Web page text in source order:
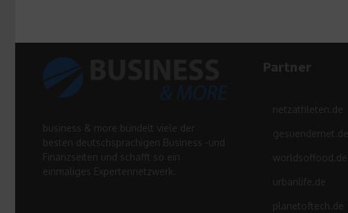
business & more bündelt viele der
besten deutschsprachigen Business -und
Finanzseiten und schafft so ein
einmaliges Expertennetzwerk.
Partner
netzathleten.de
gesuendernet.de
worldsoffood.de
urbanlife.de
planetoftech.de